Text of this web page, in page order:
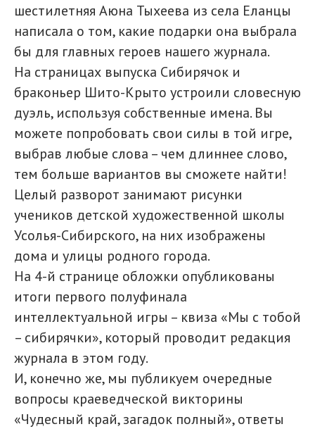
шестилетняя Аюна Тыхеева из села Еланцы
написала о том, какие подарки она выбрала
бы для главных героев нашего журнала.
На страницах выпуска Сибирячок и
браконьер Шито-Крыто устроили словесную
дуэль, используя собственные имена. Вы
можете попробовать свои силы в той игре,
выбрав любые слова – чем длиннее слово,
тем больше вариантов вы сможете найти!
Целый разворот занимают рисунки
учеников детской художественной школы
Усолья-Сибирского, на них изображены
дома и улицы родного города.
На 4-й странице обложки опубликованы
итоги первого полуфинала
интеллектуальной игры – квиза «Мы с тобой
– сибирячки», который проводит редакция
журнала в этом году.
И, конечно же, мы публикуем очередные
вопросы краеведческой викторины
«Чудесный край, загадок полный», ответы